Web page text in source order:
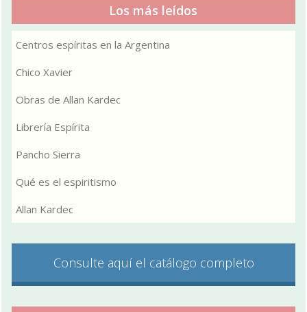
Los más leídos
Centros espíritas en la Argentina
Chico Xavier
Obras de Allan Kardec
Librería Espírita
Pancho Sierra
Qué es el espiritismo
Allan Kardec
Consulte aquí el catálogo completo